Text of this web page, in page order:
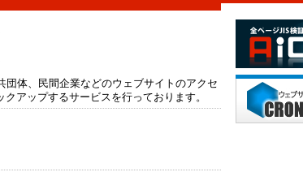
体、民間企業などのウェブサイトのアクセ
アップするサービスを行っております。